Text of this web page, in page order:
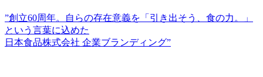
”創立60周年。自らの存在意義を「引き出そう、食の力。」
という言葉に込めた
日本食品株式会社 企業ブランディング”